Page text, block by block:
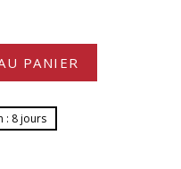
PANIER
: 8 jours